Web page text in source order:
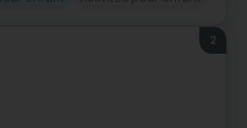
2